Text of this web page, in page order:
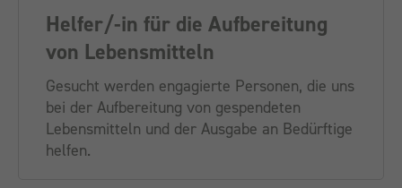
Helfer/-in für die Aufbereitung
von Lebensmitteln
Gesucht werden engagierte Personen, die uns
bei der Aufbereitung von gespendeten
Lebensmitteln und der Ausgabe an Bedürftige
helfen.